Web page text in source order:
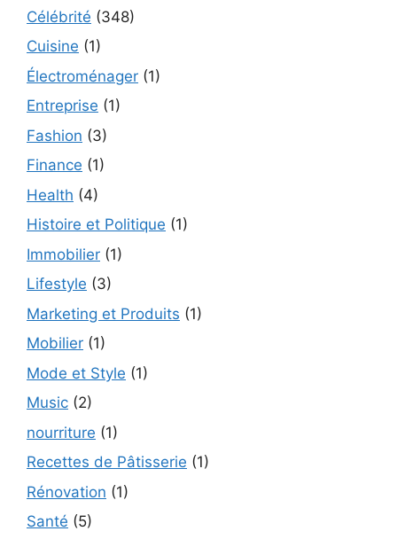
Célébrité (348)
Cuisine (1)
Électroménager (1)
Entreprise (1)
Fashion (3)
Finance (1)
Health (4)
Histoire et Politique (1)
Immobilier (1)
Lifestyle (3)
Marketing et Produits (1)
Mobilier (1)
Mode et Style (1)
Music (2)
nourriture (1)
Recettes de Pâtisserie (1)
Rénovation (1)
Santé (5)